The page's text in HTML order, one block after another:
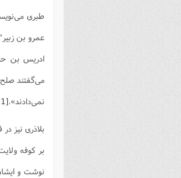
طبری
عمرو بن
ادریس بن
مى‌گفتند
نمى‌دادند».[1]
بلاذری نیز
بر کوفه
نوشت و